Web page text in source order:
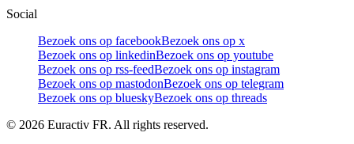
Social
Bezoek ons op facebookBezoek ons op x
Bezoek ons op linkedinBezoek ons op youtube
Bezoek ons op rss-feedBezoek ons op instagram
Bezoek ons op mastodonBezoek ons op telegram
Bezoek ons op blueskyBezoek ons op threads
© 2026 Euractiv FR. All rights reserved.